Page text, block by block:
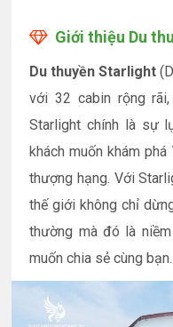
Giới thiệu Du
Du thuyền Starlight
với 32 cabin rộng
Starlight chính là sự
khách muốn khám phá
thượng hạng. Với
thế giới không chỉ
thường mà đó là
muốn chia sẻ cùng bạn.